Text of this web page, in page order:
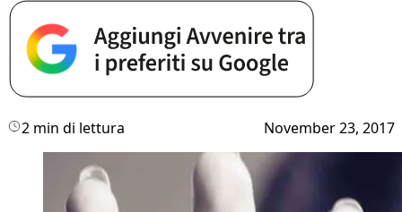
2 min di lettura November 23, 2017